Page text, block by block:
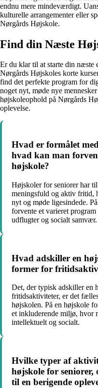
endnu mere mindeværdigt.
kulturelle arrangementer eller
Nørgårds Højskole.
Find din Næste
Er du klar til at starte din næste
Nørgårds Højskoles korte
find det perfekte program for
noget nyt, møde nye
højskoleophold på Nørgårds
oplevelse.
Hvad er formålet
hvad kan man
højskole?
Højskoler for seniorer har
meningsfuld og aktiv fritid,
nyt og møde ligesindede.
forvente et varieret
udflugter og socialt samvær.
Hvad adskiller en
former for
Det, der typisk adskiller en
fritidsaktiviteter, er det
højskolen. På en højskole
et inkluderende miljø, hvor
intellektuelt og socialt.
Hvilke typer af
højskole for
til en berigende